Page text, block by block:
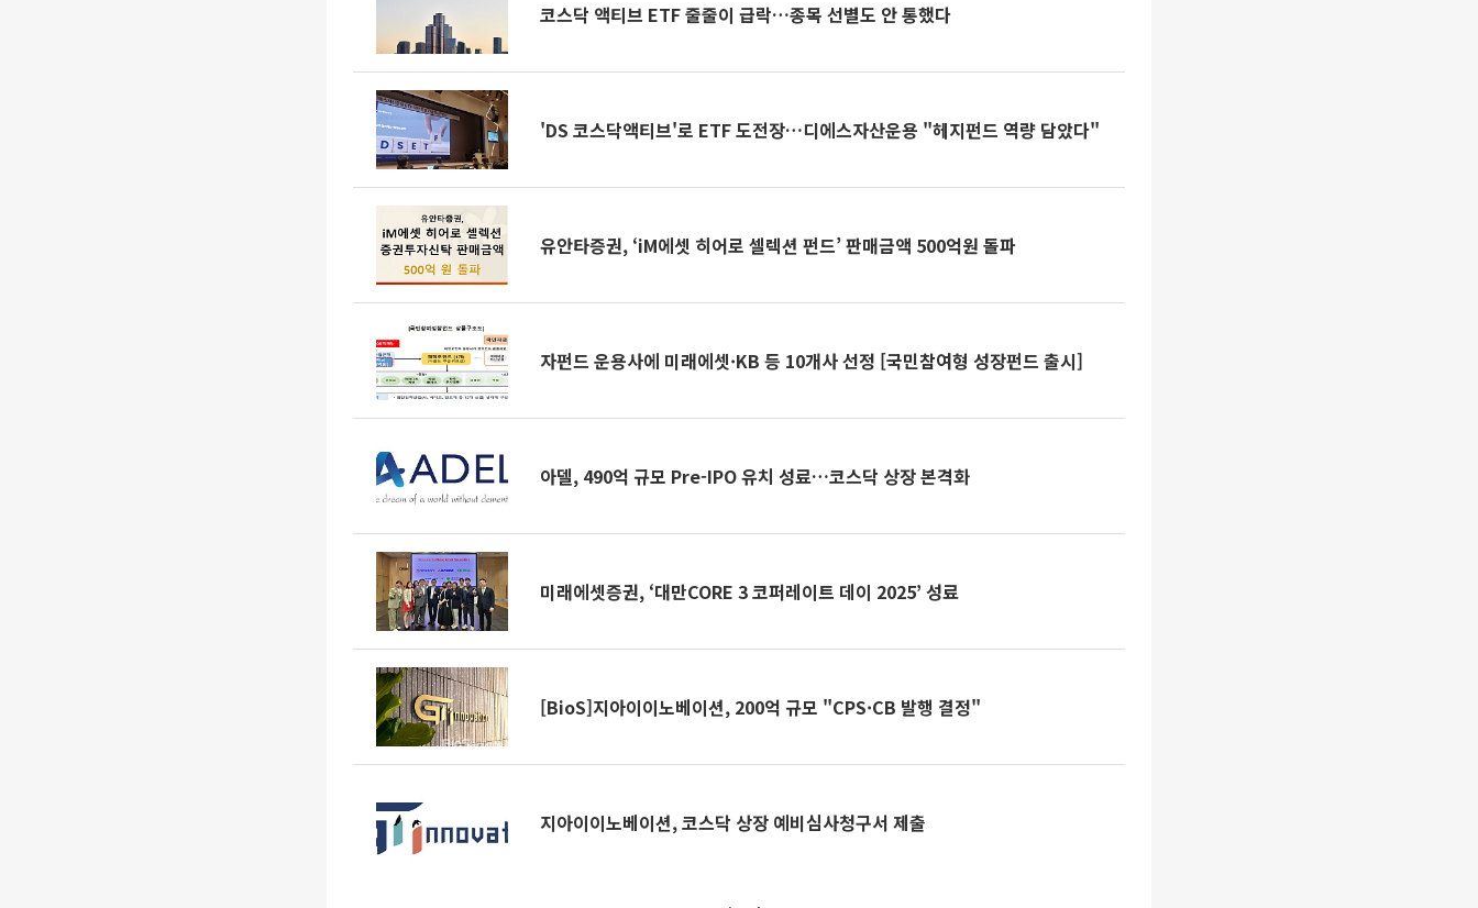
코스닥 액티브 ETF 줄줄이 급락…종목 선별도 안 통했다
'DS 코스닥액티브'로 ETF 도전장…디에스자산운용 "헤지펀드 역량 담았다"
유안타증권, ‘iM에셋 히어로 셀렉션 펀드’ 판매금액 500억원 돌파
자펀드 운용사에 미래에셋·KB 등 10개사 선정 [국민참여형 성장펀드 출시]
아델, 490억 규모 Pre-IPO 유치 성료…코스닥 상장 본격화
미래에셋증권, ‘대만CORE 3 코퍼레이트 데이 2025’ 성료
[BioS]지아이이노베이션, 200억 규모 "CPS·CB 발행 결정"
지아이이노베이션, 코스닥 상장 예비심사청구서 제출